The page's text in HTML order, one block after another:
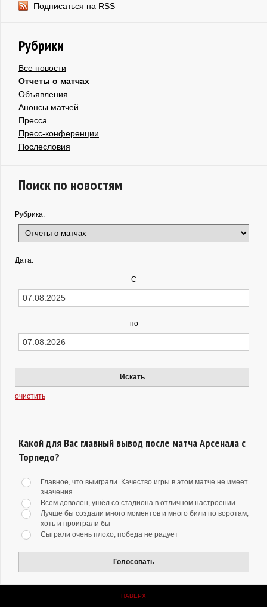
Подписаться на RSS
Рубрики
Все новости
Отчеты о матчах
Объявления
Анонсы матчей
Пресса
Пресс-конференции
Послесловия
Поиск по новостям
Рубрика:
Дата:
С
по
Искать
очистить
Какой для Вас главный вывод после матча Арсенала с
Торпедо?
Главное, что выиграли. Качество игры в этом матче не имеет
значения
Всем доволен, ушёл со стадиона в отличном настроении
Лучше бы создали много моментов и много били по воротам,
хоть и проиграли бы
Сыграли очень плохо, победа не радует
Голосовать
НАВЕРХ